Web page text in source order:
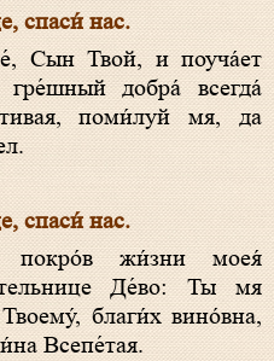
спа­си́ нас.
добра́ всегда́
поми́луй мя, да
спа­си́ нас.
Де́­во: Ты мя
бла­ги́х вино́вна,
Всепе́тая.